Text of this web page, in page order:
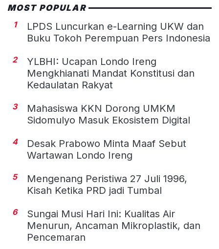
MOST POPULAR
1
LPDS Luncurkan e-Learning UKW dan
Buku Tokoh Perempuan Pers Indonesia
2
YLBHI: Ucapan Londo Ireng
Mengkhianati Mandat Konstitusi dan
Kedaulatan Rakyat
3
Mahasiswa KKN Dorong UMKM
Sidomulyo Masuk Ekosistem Digital
4
Desak Prabowo Minta Maaf Sebut
Wartawan Londo Ireng
5
Mengenang Peristiwa 27 Juli 1996,
Kisah Ketika PRD jadi Tumbal
6
Sungai Musi Hari Ini: Kualitas Air
Menurun, Ancaman Mikroplastik, dan
Pencemaran